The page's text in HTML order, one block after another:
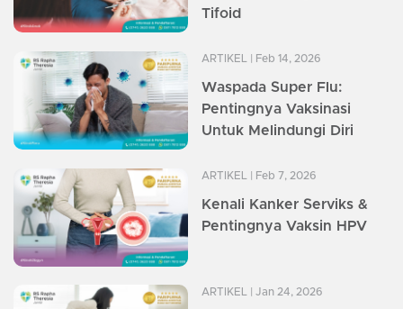
Tifoid
ARTIKEL | Feb 14, 2026
Waspada Super Flu:
Pentingnya Vaksinasi
Untuk Melindungi Diri
ARTIKEL | Feb 7, 2026
Kenali Kanker Serviks &
Pentingnya Vaksin HPV
ARTIKEL | Jan 24, 2026